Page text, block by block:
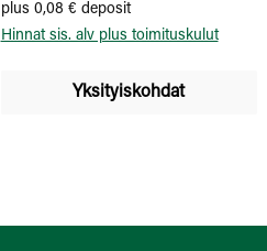
plus 0,08 € deposit
Hinnat sis. alv plus toimituskulut
Yksityiskohdat